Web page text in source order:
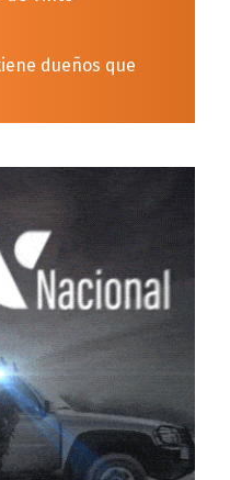
dueños que